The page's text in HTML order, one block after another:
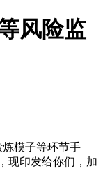
风险监
模子等环节手
现印发给你们，加